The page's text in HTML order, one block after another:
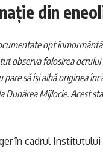
din
opt
observa folosirea
să își aibă originea
Dunărea Mijlocie. Acest
în cadrul